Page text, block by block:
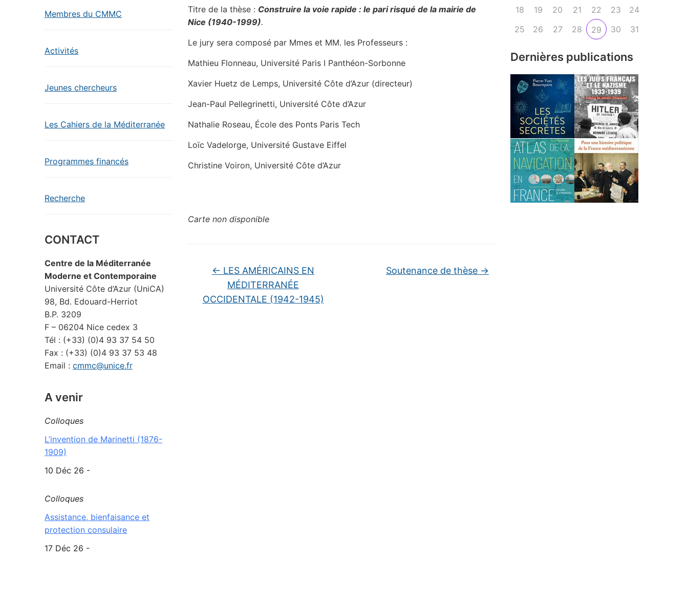
Membres du CMMC
Activités
Jeunes chercheurs
Les Cahiers de la Méditerranée
Programmes financés
Recherche
CONTACT
Centre de la Méditerranée
Moderne et Contemporaine
Université Côte d’Azur (UniCA)
98, Bd. Edouard-Herriot
B.P. 3209
F – 06204 Nice cedex 3
Tél : (+33) (0)4 93 37 54 50
Fax : (+33) (0)4 93 37 53 48
Email : cmmc@unice.fr
A venir
Colloques
L’invention de Marinetti (1876-
1909)
10 Déc 26 -
Colloques
Assistance, bienfaisance et
protection consulaire
17 Déc 26 -
Titre de la thèse : Construire la voie rapide : le pari risqué de la mairie de
Nice (1940-1999).
Le jury sera composé par Mmes et MM. les Professeurs :
Mathieu Flonneau, Université Paris I Panthéon-Sorbonne
Xavier Huetz de Lemps, Université Côte d’Azur (directeur)
Jean-Paul Pellegrinetti, Université Côte d’Azur
Nathalie Roseau, École des Ponts Paris Tech
Loïc Vadelorge, Université Gustave Eiffel
Christine Voiron, Université Côte d’Azur
Carte non disponible
← LES AMÉRICAINS EN
MÉDITERRANÉE
OCCIDENTALE (1942-1945)
Soutenance de thèse →
18
19 20 21 22 23
24
25
26 27 28 29 30 31
Dernières publications